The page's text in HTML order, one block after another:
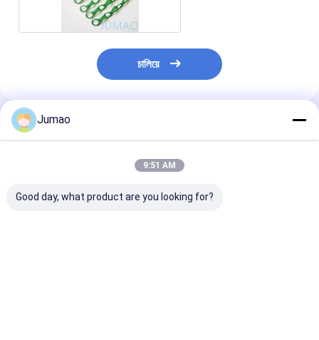
চালিয়ে
প্রস্তাবিত পণ্য
Jumao
9:51 AM
Good day, what product are you looking for?